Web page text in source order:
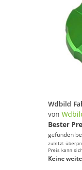
von
Bester
gefunden
zuletzt
Preis kann
Keine